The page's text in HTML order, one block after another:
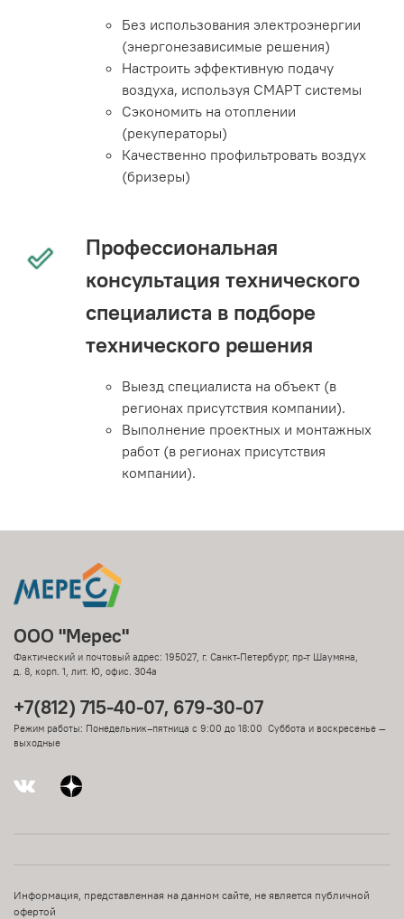
Без использования электроэнергии
(энергонезависимые решения)
Настроить эффективную подачу
воздуха, используя СМАРТ системы
Сэкономить на отоплении
(рекуператоры)
Качественно профильтровать воздух
(бризеры)
Профессиональная
консультация технического
специалиста в подборе
технического решения
Выезд специалиста на объект (в
регионах присутствия компании).
Выполнение проектных и монтажных
работ (в регионах присутствия
компании).
ООО "Мерес"
Фактический и почтовый адрес: 195027, г. Санкт-Петербург, пр-т Шаумяна,
д. 8, корп. 1, лит. Ю, офис. 304а
+7(812) 715-40-07, 679-30-07
Режим работы: Понедельник–пятница с 9:00 до 18:00 Суббота и воскресенье —
выходные
Информация, представленная на данном сайте, не является публичной
офертой